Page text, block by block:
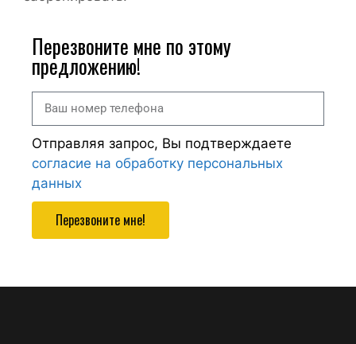
Перезвоните мне по этому
предложению!
Отправляя запрос, Вы подтверждаете
согласие на обработку персональных
данных
Перезвоните мне!